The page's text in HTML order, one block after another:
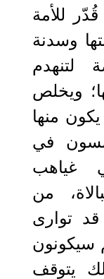
للأمة
وسدنة
لتنهدم
ويخلص
منها
في
غياهب
من
توارى
سيكونون
يتوقف